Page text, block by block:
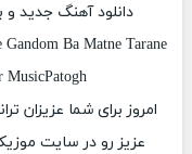
دانلود آهنگ جدید و
Ba Matne Tarane
MusicPatogh
امروز برای شما عزیزان
عزیز رو در سایت